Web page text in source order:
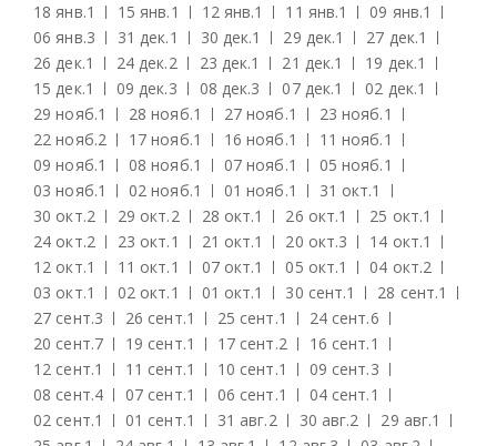
18 янв.1 15 янв.1 12 янв.1 11 янв.1 09 янв.1
06 янв.3 31 дек.1 30 дек.1 29 дек.1 27 дек.1
26 дек.1 24 дек.2 23 дек.1 21 дек.1 19 дек.1
15 дек.1 09 дек.3 08 дек.3 07 дек.1 02 дек.1
29 нояб.1 28 нояб.1 27 нояб.1 23 нояб.1
22 нояб.2 17 нояб.1 16 нояб.1 11 нояб.1
09 нояб.1 08 нояб.1 07 нояб.1 05 нояб.1
03 нояб.1 02 нояб.1 01 нояб.1 31 окт.1
30 окт.2 29 окт.2 28 окт.1 26 окт.1 25 окт.1
24 окт.2 23 окт.1 21 окт.1 20 окт.3 14 окт.1
12 окт.1 11 окт.1 07 окт.1 05 окт.1 04 окт.2
03 окт.1 02 окт.1 01 окт.1 30 сент.1 28 сент.1
27 сент.3 26 сент.1 25 сент.1 24 сент.6
20 сент.7 19 сент.1 17 сент.2 16 сент.1
12 сент.1 11 сент.1 10 сент.1 09 сент.3
08 сент.4 07 сент.1 06 сент.1 04 сент.1
02 сент.1 01 сент.1 31 авг.2 30 авг.2 29 авг.1